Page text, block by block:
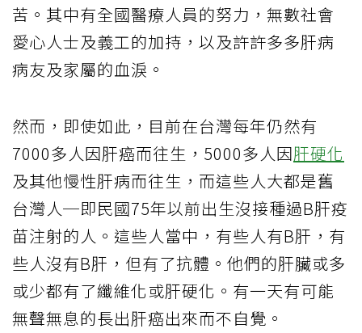
苦。其中有全國醫療人員的努力，無數社會
愛心人士及義工的加持，以及許許多多肝病
病友及家屬的血淚。
然而，即使如此，目前在台灣每年仍然有
7000多人因肝癌而往生，5000多人因肝硬化
及其他慢性肝病而往生，而這些人大都是舊
台灣人─即民國75年以前出生沒接種過B肝疫
苗注射的人。這些人當中，有些人有B肝，有
些人沒有B肝，但有了抗體。他們的肝臟或多
或少都有了纖維化或肝硬化。有一天有可能
無聲無息的長出肝癌出來而不自覺。